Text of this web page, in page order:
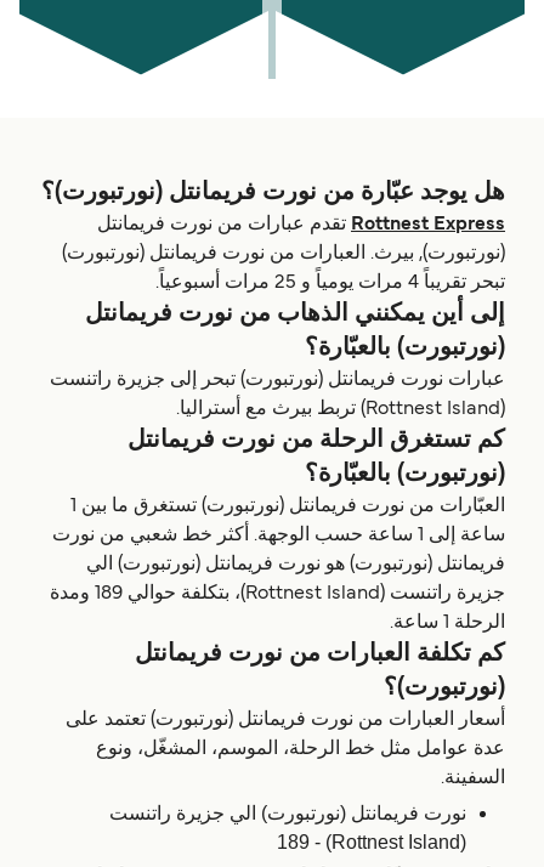
هل يوجد عبّارة من نورت فريمانتل (نورتبورت)؟
Rottnest Expressتقدم عبارات من نورت فريمانتل
(نورتبورت), بيرث. العبارات من نورت فريمانتل (نورتبورت)
تبحر تقريباً 4 مرات يومياً و 25 مرات أسبوعياً.
إلى أين يمكنني الذهاب من نورت فريمانتل
(نورتبورت) بالعبّارة؟
عبارات نورت فريمانتل (نورتبورت) تبحر إلى جزیرة راتنست
كم تستغرق الرحلة من نورت فريمانتل
(نورتبورت) بالعبّارة؟
العبّارات من نورت فريمانتل (نورتبورت) تستغرق ما بين 1
ساعة إلى 1 ساعة حسب الوجهة. أكثر خط شعبي من نورت
فريمانتل (نورتبورت) هو نورت فريمانتل (نورتبورت) الي
جزیرة راتنست (Rottnest Island)، بتكلفة حوالي 189 ومدة
الرحلة 1 ساعة.
كم تكلفة العبارات من نورت فريمانتل
(نورتبورت)؟
أسعار العبارات من نورت فريمانتل (نورتبورت) تعتمد على
عدة عوامل مثل خط الرحلة، الموسم، المشغّل، ونوع
السفينة.
نورت فريمانتل (نورتبورت) الي جزیرة راتنست